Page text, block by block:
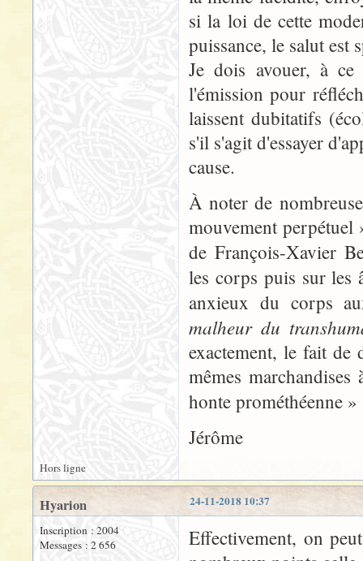
si la loi de cette
puissance, le salut
Je dois avouer, à
l'émission pour
laissent dubitatifs
s'il s'agit d'essayer
cause.
À noter de
mouvement perpétuel
de François-Xavier
les corps puis sur les
anxieux du corps
malheur du
exactement, le fait de
mêmes
honte prométhéenne »
Jérôme
Hors ligne
24-11-2018 10:37
Hyarion
Inscription : 2004
Messages : 2 656
Effectivement, on